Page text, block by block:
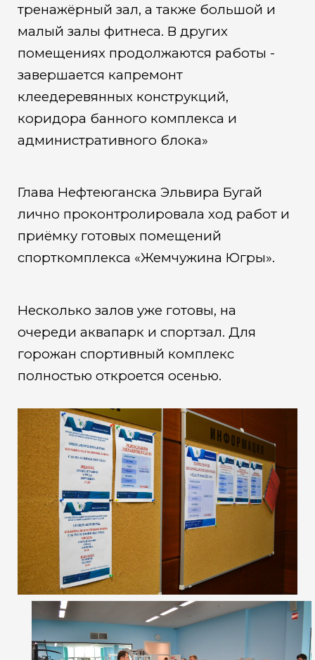
тренажёрный зал, а также большой и
малый залы фитнеса. В других
помещениях продолжаются работы -
завершается капремонт
клеедеревянных конструкций,
коридора банного комплекса и
административного блока»
Глава Нефтеюганска Эльвира Бугай
лично проконтролировала ход работ и
приёмку готовых помещений
спорткомплекса «Жемчужина Югры».
Несколько залов уже готовы, на
очереди аквапарк и спортзал. Для
горожан спортивный комплекс
полностью откроется осенью.